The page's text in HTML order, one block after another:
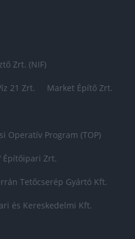
Zrt. (NIF)
21 Zrt. Market Építő Zrt.
Operatív Program (TOP)
Építőipari Zrt.
Tetőcserép Gyártó Kft.
és Kereskedelmi Kft.